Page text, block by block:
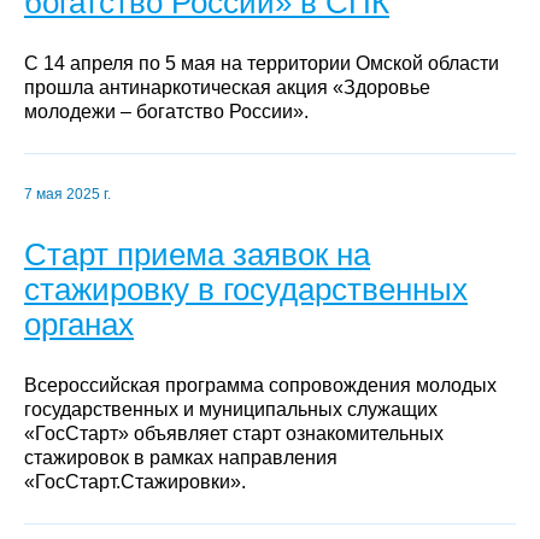
С 14 апреля по 5 мая на территории Омской области
прошла антинаркотическая акция «Здоровье
молодежи – богатство России».
7 мая 2025 г.
Старт приема заявок на
стажировку в государственных
органах
Всероссийская программа сопровождения молодых
государственных и муниципальных служащих
«ГосСтарт» объявляет старт ознакомительных
стажировок в рамках направления
«ГосСтарт.Стажировки».